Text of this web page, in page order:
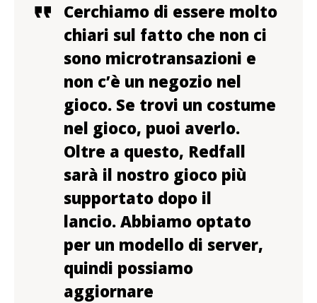
Cerchiamo di essere molto
chiari sul fatto che non ci
sono microtransazioni e
non c’è un negozio nel
gioco. Se trovi un costume
nel gioco, puoi averlo.
Oltre a questo, Redfall
sarà il nostro gioco più
supportato dopo il
lancio. Abbiamo optato
per un modello di server,
quindi possiamo
aggiornare